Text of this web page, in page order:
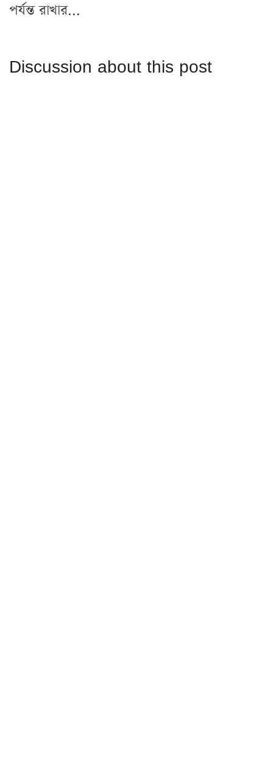
পর্যন্ত রাখার...
Discussion about this post